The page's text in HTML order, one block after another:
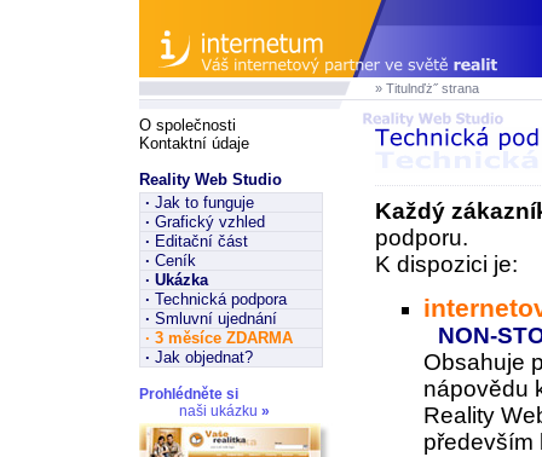
» Titulnďż˝ strana
O společnosti
Kontaktní údaje
Reality Web Studio
· Jak to funguje
· Grafický vzhled
· Editační část
· Ceník
· Ukázka
· Technická podpora
· Smluvní ujednání
· 3 měsíce ZDARMA
· Jak objednat?
Prohlédněte si
naši ukázku »
Každý
podporu.
K dispozici je:
NON-
Obsahuje
nápovědu
Reality
především